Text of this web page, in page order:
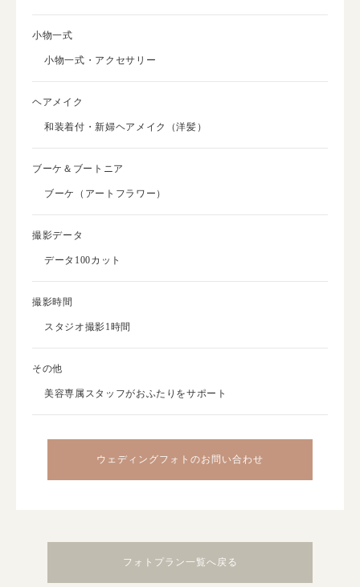
小物一式
小物一式・アクセサリー
ヘアメイク
和装着付・新婦ヘアメイク（洋髪）
ブーケ＆ブートニア
ブーケ（アートフラワー）
撮影データ
データ100カット
撮影時間
スタジオ撮影1時間
その他
美容専属スタッフがおふたりをサポート
ウェディングフォトのお問い合わせ
フォトプラン一覧へ戻る